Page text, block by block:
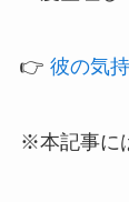
👉 彼の気
※本記事に